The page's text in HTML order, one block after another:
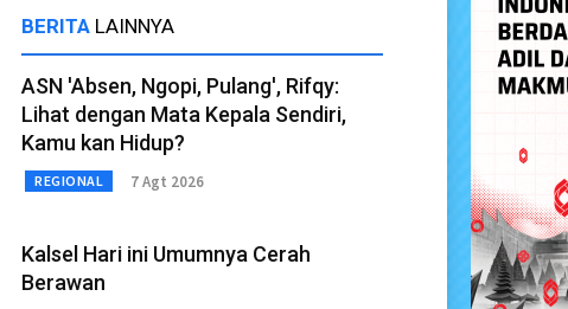
BERITA LAINNYA
ASN 'Absen, Ngopi, Pulang', Rifqy:
Lihat dengan Mata Kepala Sendiri,
Kamu kan Hidup?
REGIONAL 7 Agt 2026
Kalsel Hari ini Umumnya Cerah
Berawan